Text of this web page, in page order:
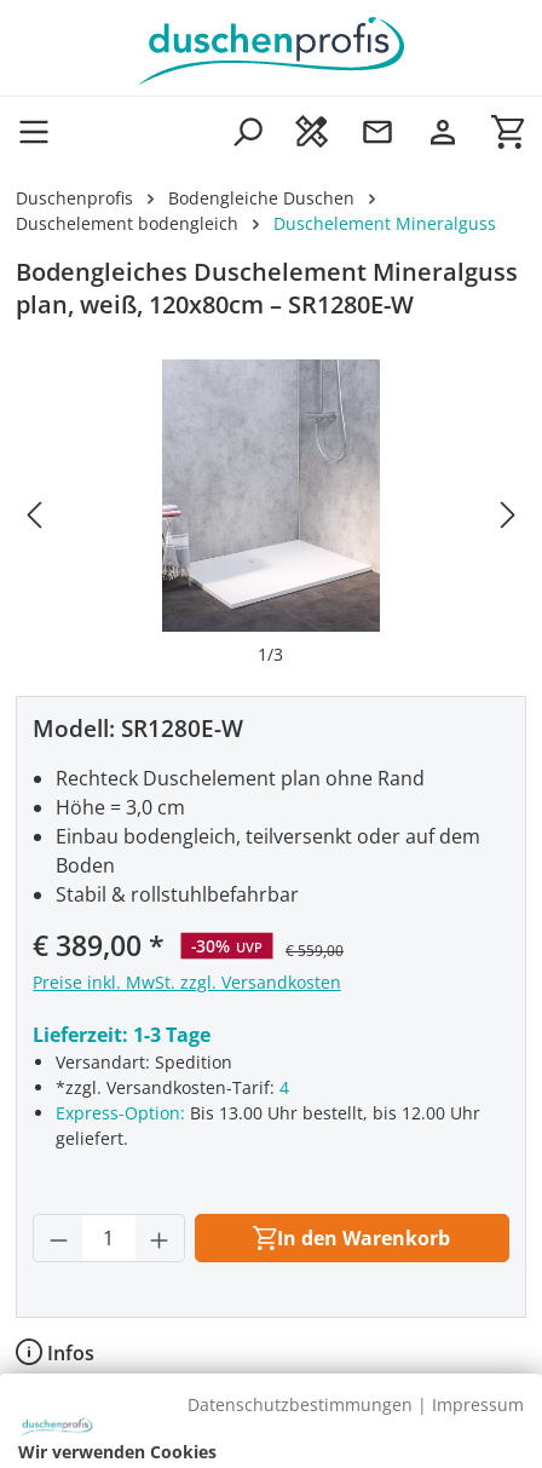
Zum Hauptinhalt springen
Duschenprofis
Bodengleiche Duschen
Duschelement bodengleich
Duschelement Mineralguss
Bodengleiches Duschelement Mineralguss
plan, weiß, 120x80cm – SR1280E-W
Bildergalerie überspringen
1/3
Modell: SR1280E-W
Verkaufspreis:
€ 389,00 -30% UVP € 559,00
Preise inkl. MwSt. zzgl. Versandkosten
Lieferzeit: 1-3 Tage
Versandart: Spedition
*zzgl. Versandkosten-Tarif:4
Express-Option: Bis 13.00 Uhr bestellt, bis 12.00 Uhr
geliefert.
Rechteck Duschelement plan ohne Rand
Höhe = 3,0 cm
Einbau bodengleich, teilversenkt oder auf dem
Boden
Stabil & rollstuhlbefahrbar
Produkt Anzahl: Gib den gewünschten
In den Warenkorb
Infos
Fragen zum Artikel
Planungshilfe
3 Jahre Garantie & Ersatzteilservice
Datenschutzbestimmungen | Impressum
Wir verwenden Cookies